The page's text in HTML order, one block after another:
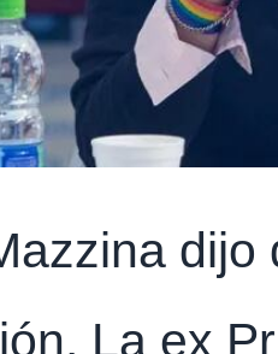
dijo
La ex